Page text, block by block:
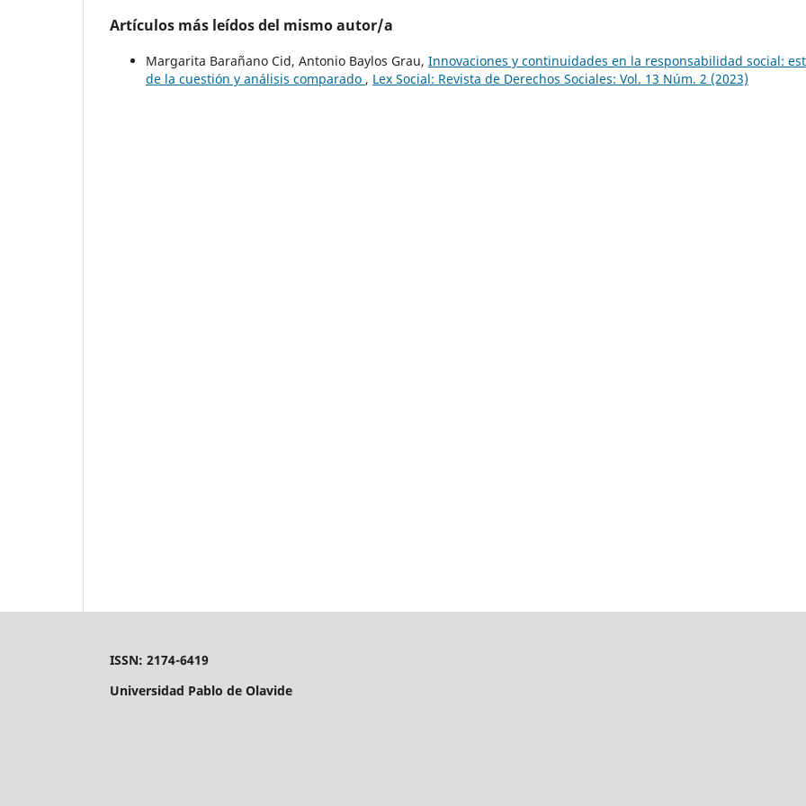
Artículos más leídos del mismo autor/a
Margarita Barañano Cid, Antonio Baylos Grau, Innovaciones y continuidades en la responsabilidad social:
de la cuestión y análisis comparado , Lex Social: Revista de Derechos Sociales: Vol. 13 Núm. 2 (2023)
ISSN: 2174-6419
Universidad Pablo de Olavide